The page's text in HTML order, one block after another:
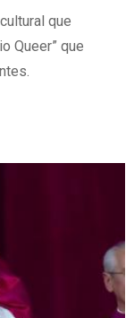
que
Queer” que